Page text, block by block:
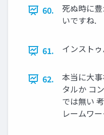
60.
死ぬ時に
いですね.
61. インスト
62.
本当に大
タルか コ
では無い
レームワ